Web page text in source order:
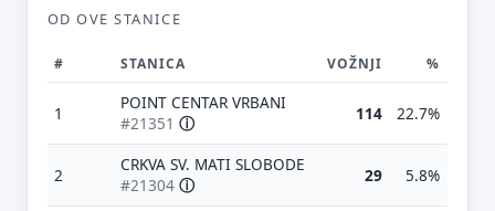
OD OVE STANICE
# STANICA VOŽNJI %
1
POINT CENTAR VRBANI
#21351 ⓘ 114 22.7%
2
CRKVA SV. MATI SLOBODE
#21304 ⓘ 29 5.8%